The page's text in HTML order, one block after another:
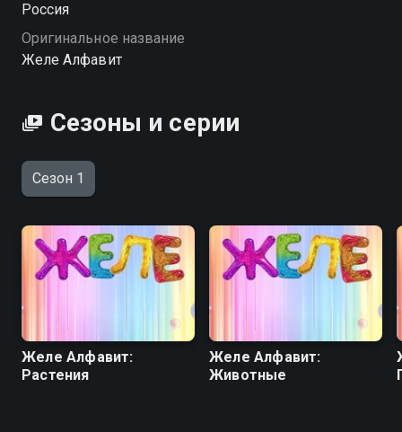
Посмотреть онлайн 1 сезон сериала Желе Алфавит
вы можете совершенно бесплатно в хорошем HD
качестве на Смотрёшке
Россия
Оригинальное название
Желе Алфавит
Сезоны и серии
Сезон 1
Желе Алфавит:
Растения
Желе Алфавит:
Животные